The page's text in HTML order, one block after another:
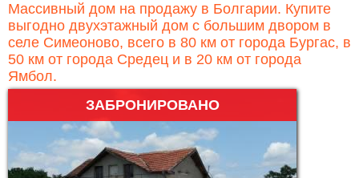
Массивный дом на продажу в Болгарии. Купите
выгодно двухэтажный дом с большим двором в
селе Симеоново, всего в 80 км от города Бургас, в
50 км от города Средец и в 20 км от города
Ямбол.
ЗАБРОНИРОВАНО